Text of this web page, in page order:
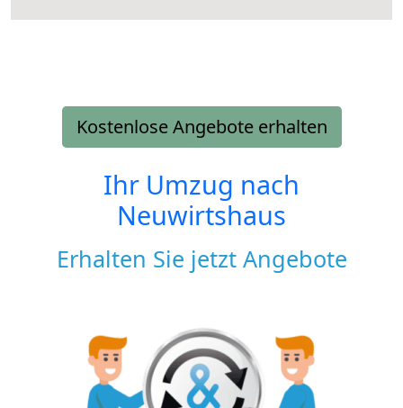
Kostenlose Angebote erhalten
Ihr Umzug nach
Neuwirtshaus
Erhalten Sie jetzt Angebote